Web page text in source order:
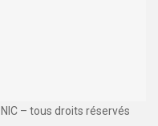
– tous droits réservés